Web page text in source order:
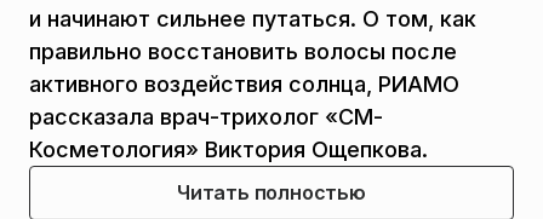
и начинают сильнее путаться. О том, как
правильно восстановить волосы после
активного воздействия солнца, РИАМО
рассказала врач-трихолог «СМ-
Косметология» Виктория Ощепкова.
Читать полностью